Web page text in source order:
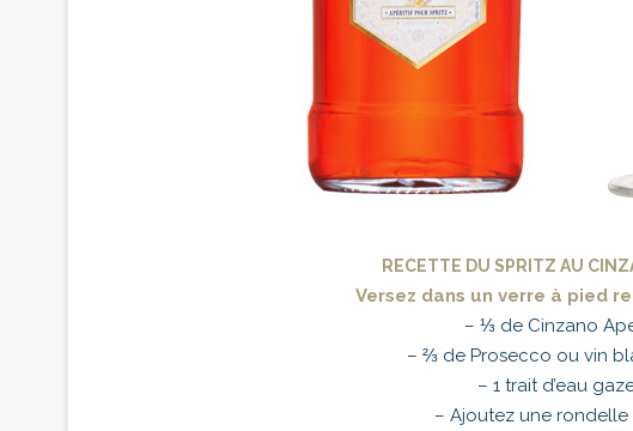
RECETTE DU SPRITZ AU
Versez dans un verre à pied
– ⅓ de Cinzano
– ⅔ de Prosecco ou vin
– 1 trait d’eau
– Ajoutez une rondelle